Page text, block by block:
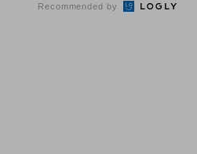
Recommended by